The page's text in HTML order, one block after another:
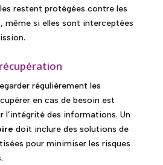
restent protégées contre les
même si elles sont interceptées
régulièrement les
en cas de besoin est
l’intégrité des informations. Un
doit inclure des solutions de
pour minimiser les risques